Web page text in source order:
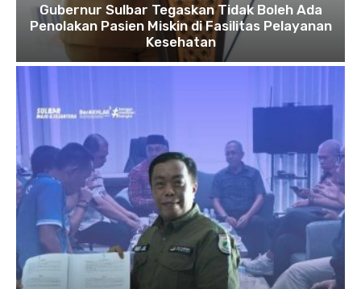
Gubernur Sulbar Tegaskan Tidak Boleh Ada
Penolakan Pasien Miskin di Fasilitas Pelayanan
Kesehatan